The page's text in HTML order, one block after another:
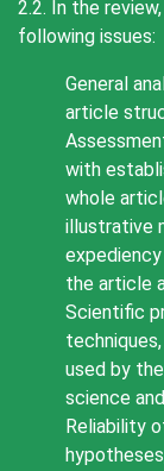
2.2. In the
following issues:
General
article
with
whole
illustrative
the article
Scientific
used by
science
Reliability